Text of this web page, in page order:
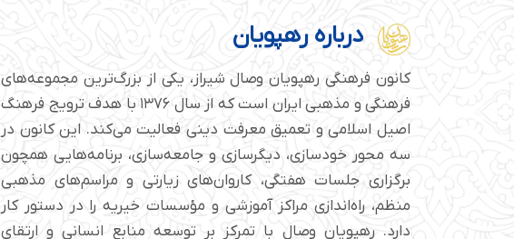
درباره رهپویان
کانون فرهنگی رهپویان وصال شیراز، یکی از بزرگ‌ترین مجموعه‌های
فرهنگی و مذهبی ایران است که از سال ۱۳۷۶ با هدف ترویج فرهنگ
اصیل اسلامی و تعمیق معرفت دینی فعالیت می‌کند. این کانون در
سه محور خودسازی، دیگرسازی و جامعه‌سازی، برنامه‌هایی همچون
برگزاری جلسات هفتگی، کاروان‌های زیارتی و مراسم‌های مذهبی
منظم، راه‌اندازی مراکز آموزشی و مؤسسات خیریه را در دستور کار
دارد. رهپویان وصال با تمرکز بر توسعه منابع انسانی و ارتقای